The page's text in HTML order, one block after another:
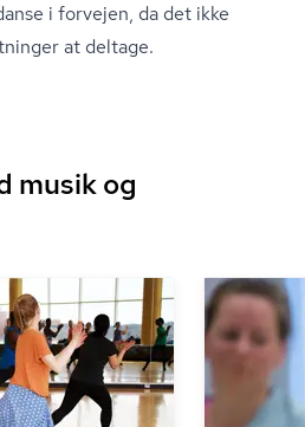
i forvejen, da det ikke
at deltage.
musik og